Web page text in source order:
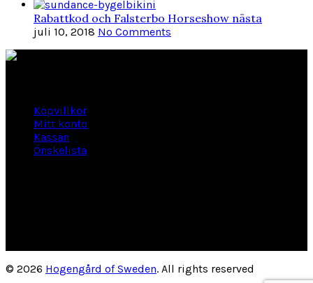
Rabattkod och Falsterbo Horseshow nästa
juli 10, 2018 No Comments
Köpvillkor
Mitt konto
Kassan
Önskelista
© 2026 Hogengård of Sweden. All rights reserved